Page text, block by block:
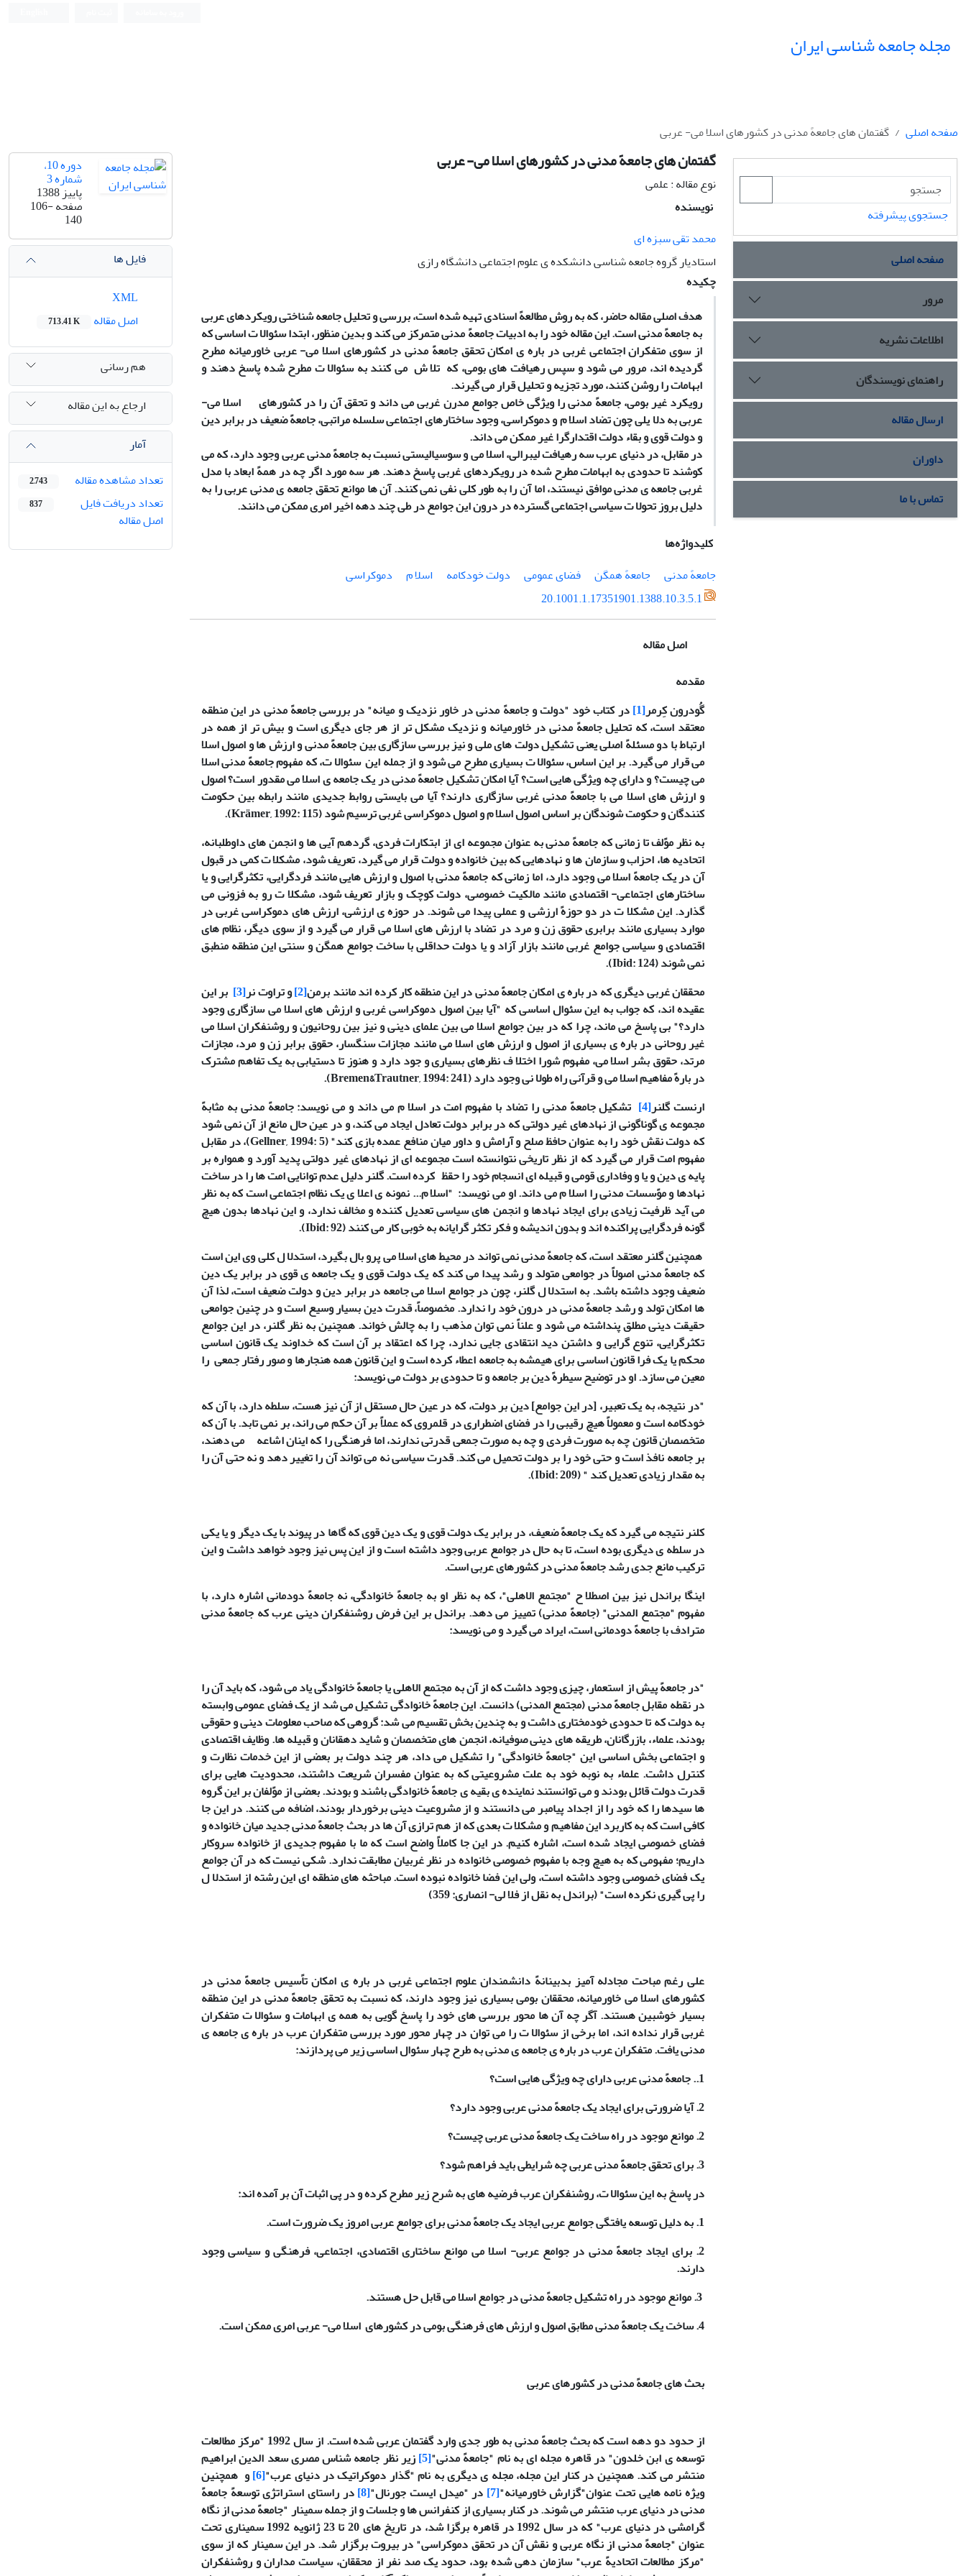
مجله جامعه شناسی ایران
صفحه اصلی گفتمان های جامعهً مدنی در کشورهای اسلا می- عربی
گفتمان های جامعهً مدنی در کشورهای اسلا می- عربی
نوع مقاله : علمی
نویسنده
محمد تقی سبزه ای
استادیار گروه جامعه شناسی دانشکده ی علوم اجتماعی دانشگاه رازی
چکیده
هدف اصلی مقاله حاضر، که به روش مطالعهً اسنادی تهیه شده است، بررسی و تحلیل جامعه شناختی رویکردهای عربی
به جامعهً مدنی است. این مقاله خود را به ادبیات جامعهً مدنی متمرکز می کند و بدین منظور، ابتدا سئوالا ت اساسی که
از سوی متفکران اجتماعی غربی در باره ی امکان تحقق جامعهً مدنی در کشورهای اسلا می- عربی خاورمیانه مطرح
گردیده اند، مرور می شود و سپس رهیافت های بومی، که تلا ش می کنند به سئوالا ت مطرح شده پاسخ دهند و
ابهامات را روشن کنند، مورد تجزیه و تحلیل قرار می گیرند.
رویکرد غیر بومی، جامعهً مدنی را ویژگی خاص جوامع مدرن غربی می داند و تحقق آن را در کشورهای اسلا می-
عربی به دلا یلی چون تضاد اسلا م و دموکراسی، وجود ساختارهای اجتماعی سلسله مراتبی، جامعهً ضعیف در برابر دین
و دولت قوی و بقاء دولت اقتدارگرا غیر ممکن می داند.
در مقابل، در دنیای عرب سه رهیافت لیبرالی، اسلا می و سوسیالیستی نسبت به جامعهً مدنی عربی وجود دارد، که می
کوشند تا حدودی به ابهامات مطرح شده در رویکردهای غربی پاسخ دهند. هر سه مورد اگر چه در همهً ابعاد با مدل
غربی جامعه ی مدنی موافق نیستند، اما آن را به طور کلی نفی نمی کنند. آن ها موانع تحقق جامعه ی مدنی عربی را به
دلیل بروز تحولا ت سیاسی اجتماعی گسترده در درون این جوامع در طی چند دهه اخیر امری ممکن می دانند.
کلیدواژه‌ها
جامعهً مدنی
جامعهً همگن فضای عمومی دولت خودکامه اسلا م
دموکراسی
20.1001.1.17351901.1388.10.3.5.1
اصل مقاله
مقدمه
گُودرون کِرمر[1] در کتاب خود "دولت و جامعهً مدنی در خاور نزدیک و میانه" در بررسی جامعهً مدنی در این منطقه
معتقد است، که تحلیل جامعهً مدنی در خاورمیانه و نزدیک مشکل تر از هر جای دیگری است و بیش تر از همه در
ارتباط با دو مسئلهً اصلی یعنی تشکیل دولت های ملی و نیز بررسی سازگاری بین جامعهً مدنی و ارزش ها و اصول اسلا
می قرار می گیرد. بر این اساس، سئوالا ت بسیاری مطرح می شود و از جمله این سئوالا ت، که مفهوم جامعهً مدنی اسلا
می چیست؟ و دارای چه ویژگی هایی است؟ آیا امکان تشکیل جامعهً مدنی در یک جامعه ی اسلا می مقدور است؟ اصول
و ارزش های اسلا می با جامعهً مدنی غربی سازگاری دارند؟ آیا می بایستی روابط جدیدی مانند رابطه بین حکومت
کنندگان و حکومت شوندگان بر اساس اصول اسلا م و اصول دموکراسی غربی ترسیم شود (Krämer, 1992: 115
).
به نظر موًلف تا زمانی که جامعهً مدنی به عنوان مجموعه ای از ابتکارات فردی، گردهم آیی ها و انجمن های داوطلبانه،
اتحادیه ها، احزاب و سازمان ها و نهادهایی که بین خانواده و دولت قرار می گیرد، تعریف شود، مشکلا ت کمی در قبول
آن در یک جامعهً اسلا می وجود دارد، اما زمانی که جامعهً مدنی با اصول و ارزش هایی مانند فردگرایی، تکثرگرایی و یا
ساختارهای اجتماعی- اقتصادی مانند مالکیت خصوصی، دولت کوچک و بازار تعریف شود، مشکلا ت رو به فزونی می
گذارد. این مشکلا ت در دو حوزهً ارزشی و عملی پیدا می شوند. در حوزه ی ارزشی، ارزش های دموکراسی غربی در
موارد بسیاری مانند برابری حقوق زن و مرد در تضاد با ارزش های اسلا می قرار می گیرد و از سوی دیگر، نظام های
اقتصادی و سیاسی جوامع غربی مانند بازار آزاد و یا دولت حداقلی با ساخت جوامع همگن و سنتی این منطقه منطبق
نمی شوند (Ibid: 124
).
محققان غربی دیگری که در باره ی امکان جامعهً مدنی در این منطقه کار کرده اند مانند برمن[2] و تراوت نر[3]
بر این
عقیده اند، که جواب به این سئوال اساسی که "آیا بین اصول دموکراسی غربی و ارزش های اسلا می سازگاری وجود
دارد؟" بی پاسخ می ماند، چرا که در بین جوامع اسلا می بین علمای دینی و نیز بین روحانیون و روشنفکران اسلا می
غیر روحانی در باره ی بسیاری از اصول و ارزش های اسلا می مانند مجازات سنگسار، حقوق برابر زن و مرد، مجازات
مرتد، حقوق بشر اسلا می، مفهوم شورا اختلا ف نظرهای بسیاری و جود دارد و هنوز تا دستیابی به یک تفاهم مشترک
در بارهً مفاهیم اسلا می و قرآنی راه طولا نی وجود دارد (Bremen&Trautner, 1994: 241
).
ارنست گلنر[4]
تشکیل جامعهً مدنی را تضاد با مفهوم امت در اسلا م می داند و می نویسد: جامعهً مدنی به مثابهً
مجموعه ی گوناگونی از نهادهای غیر دولتی که در برابر دولت تعادل ایجاد می کند، و در عین حال مانع از آن نمی شود
که دولت نقش خود را به عنوان حافظ صلح و آرامش و داور میان منافع عمده بازی کند" (Gellner, 1994: 5)، در مقابل
مفهوم امت قرار می گیرد که از نظر تاریخی نتوانسته است مجموعه ای از نهادهای غیر دولتی پدید آورد و همواره بر
پایه ی دین و یا و وفاداری قومی و قبیله ای انسجام خود را حقظ کرده است. گلنر دلیل عدم توانایی امت ها را در ساخت
نهادها و موًسسات مدنی را اسلا م می داند. او می نویسد: "اسلا م... نمونه ی اعلا ی یک نظام اجتماعی است که به نظر
می آید ظرفیت زیادی برای ایجاد نهادها و انجمن های سیاسی تعدیل کننده و مخالف ندارد، و این نهادها بدون هیچ
گونه فردگرایی پراکنده اند و بدون اندیشه و فکر تکثر گرایانه به خوبی کار می کنند (Ibid: 92
).
همچنین گلنر معتقد است، که جامعهً مدنی نمی تواند در محیط های اسلا می پرو بال بگیرد، استدلا ل کلی وی این است
که جامعهً مدنی اصولاً در جوامعی متولد و رشد پیدا می کند که یک دولت قوی و یک جامعه ی قوی در برابر یک دین
ضعیف وجود داشته باشد. به استدلا ل گلنر، چون در جوامع اسلا می جامعه در برابر دین و دولت ضعیف است، لذا آن
ها امکان تولد و رشد جامعهً مدنی در درون خود را ندارد. مخصوصاً، قدرت دین بسیار وسیع است و در چنین جوامعی
حقیقت دینی مطلق پنداشته می شود و علناً نمی توان مذهب را به چالش خواند. همچنین به نظر گلنر، در این جوامع
تکثرگرایی، تنوع گرایی و داشتن دید انتقادی جایی ندارد، چرا که اعتقاد بر آن است که خداوند یک قانون اساسی
محکم یا یک فرا قانون اساسی برای هیمشه به جامعه اعطاء کرده است و این قانون همه هنجارها و صور رفتار جمعی را
معین می سازد. او در توضیح سیطرهً دین بر جامعه و تا حدودی بر دولت می نویسد:
"در نتیجه، به یک تعبیر، [در این جوامع] دین بر دولت، که در عین حال مستقل از آن نیز هست، سلطه دارد، با آن که
خودکامه است و معمولاً هیچ رقیبی را در فضای اضطراری در قلمروی که عملاً بر آن حکم می راند، بر نمی تابد. با آن که
متخصصان قانون چه به صورت فردی و چه به صورت جمعی قدرتی ندارند، اما فرهنگی را که اینان اشاعه می دهند،
بر جامعه نافذ است و حتی خود را بر دولت تحمیل می کند. قدرت سیاسی نه می تواند آن را تغییر دهد و نه حتی آن را
به مقدار زیادی تعدیل کند " (Ibid: 209
).
کلنر نتیجه می گیرد که یک جامعهً ضعیف، در برابر یک دولت قوی و یک دین قوی که گاها در پیوند با یک دیگر و یا یکی
در سلطه ی دیگری بوده است، تا به حال در جوامع عربی وجود داشته است و از این پس نیز وجود خواهد داشت و این
ترکیب مانع جدی رشد جامعهً مدنی در کشورهای عربی است.
اینگا براندل نیز بین اصطلا ح "مجتمع الاهلی"، که به نظر او به جامعهً خانوادگی، نه جامعهً دودمانی اشاره دارد، با
مفهوم "مجتمع المدنی" (جامعهً مدنی) تمییز می دهد. براندل بر این فرض روشنفکران دینی عرب که جامعهً مدنی
مترادف با جامعهً دودمانی است، ایراد می گیرد و می نویسد:
"در جامعهً پیش از استعمار، چیزی وجود داشت که از آن به مجتمع الاهلی یا جامعهً خانوادگی یاد می شود، که باید آن را
در نقطه مقابل جامعهً مدنی (مجتمع المدنی) دانست. این جامعهً خانوادگی تشکیل می شد از یک فضای عمومی وابسته
به دولت که تا حدودی خودمختاری داشت و به چندین بخش تقسیم می شد: گروهی که صاحب معلومات دینی و حقوقی
بودند، علماء، بازرگانان، طریقه های دینی صوفیانه، انجمن های متخصصان و شاید دهقانان و قبیله ها. وظایف اقتصادی
و اجتماعی بخش اساسی این "جامعهً خانوادگی" را تشکیل می داد، هر چند دولت بر بعضی از این خدمات نظارت و
کنترل داشت. علماء به نوبه خود به علت مشروعیتی که به عنوان مفسران شریعت داشتند، محدودیت هایی برای
قدرت دولت قائل بودند و می توانستند نماینده ی بقیه ی جامعهً خانوادگی باشند و بودند. بعضی از موًلفان بر این گروه
ها سیدها را که خود را از اجداد پیامبر می دانستند و از مشروعیت دینی برخوردار بودند، اضافه می کنند. در این جا
کافی است که به کاربرد این مفاهیم و مشکلا ت بعدی که از هم ترازی آن ها در بحث جامعهً مدنی جدید میان خانواده و
فضای خصوصی ایجاد شده است، اشاره کنیم. در این جا کاملاً واضح است که ما با مفهوم جدیدی از خانواده سروکار
داریم؛ مفهومی که به هیچ وجه با مفهوم خصوصی خانواده در نظر غربیان مطابقت ندارد. شکی نیست که در آن جوامع
یک فضای خصوصی وجود داشته است، ولی این فضا خانواده نبوده است. مباحثه های منطقه ای این رشته از استدلا ل
را پی گیری نکرده است" (براندل به نقل از فلا لی- انصاری: 359)
علی رغم مباحت مجادله آمیز بدبینانهً دانشمندان علوم اجتماعی غربی در باره ی امکان تاًسیس جامعهً مدنی در
کشورهای اسلا می خاورمیانه، محققان بومی بسیاری نیز وجود دارند، که نسبت به تحقق جامعهً مدنی در این منطقه
بسیار خوشبین هستند. آگر چه آن ها محور بررسی های خود را پاسخ گویی به همه ی ابهامات و سئوالا ت متفکران
غربی قرار نداده اند، اما برخی از سئوالا ت را می توان در چهار محور مورد بررسی متفکران عرب در باره ی جامعه ی
مدنی یافت. متفکران عرب در باره ی جامعه ی مدنی به طرح چهار سئوال اساسی زیر می پردازند:
1.. جامعهً مدنی عربی دارای چه ویژگی هایی است؟
2. آیا ضرورتی برای ایجاد یک جامعهً مدنی عربی وجود دارد؟
2. موانع موجود در راه ساخت یک جامعهً مدنی عربی چیست؟
3. برای تحقق جامعهً مدنی عربی چه شرایطی باید فراهم شود؟
در پاسخ به این سئوالا ت، روشنفکران عرب فرضیه های به شرح زیر مطرح کرده و در پی اثبات آن بر آمده اند:
1. به دلیل توسعه یافتگی جوامع عربی ایجاد یک جامعهً مدنی برای جوامع عربی امروز یک ضرورت است.
2. برای ایجاد جامعهً مدنی در جوامع عربی- اسلا می موانع ساختاری اقتصادی، اجتماعی، فرهنگی و سیاسی وجود
دارند.
4. ساخت یک جامعهً مدنی مطابق اصول و ارزش های فرهنگی بومی در کشورهای اسلا می- عربی امری ممکن است.
بحث های جامعهً مدنی در کشورهای عربی
از حدود دو دهه است که بحث جامعهً مدنی به طور جدی وارد گفتمان عربی شده است. از سال 1992 "مرکز مطالعات
توسعه ی ابن خلدون" در قاهره مجله ای به نام "جامعهً مدنی"[5] زیر نظر جامعه شناس مصری سعد الدین ابراهیم
منتشر می کند. همچنین در کنار این مجله، مجله ی دیگری به نام "گذار دموکراتیک در دنیای عرب"[6] و همچنین
ویژه نامه هایی تحت عنوان"گزارش خاورمیانه"[7] در "میدل ایست جورنال"[8] در راستای استراتژی توسعهً جامعهً
مدنی در دنیای عرب منتشر می شوند. در کنار بسیاری از کنفرانس ها و جلسات و از جمله سمینار "جامعهً مدنی از نگاه
گرامشی در دنیای عرب" که در سال 1992 در قاهره برگزا شد، در تاریخ های 20 تا 23 ژانویه 1992 سمیناری تحت
عنوان "جامعهً مدنی از نگاه عربی و نقش آن در تحقق دموکراسی" در بیروت برگزار شد. در این سمینار که از سوی
"مرکز مطالعات اتحادیهً عرب" سازمان دهی شده بود، حدود یک صد نفر از محققان، سیاست مداران و روشنفکران
دوره 10،
شماره 3
پاییز 1388
صفحه106-
140
فایل ها
اصل مقاله
713.41 K
هم رسانی
ارجاع به این مقاله
آمار
تعداد مشاهده مقاله
2,743
تعداد دریافت فایل
اصل مقاله
837
جستجوی پیشرفته
صفحه اصلی
مرور
اطلاعات نشریه
راهنمای نویسندگان
ارسال مقاله
داوران
تماس با ما